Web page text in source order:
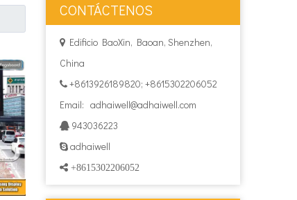
CONTÁCTENOS
 Edificio BaoXin, Baoan, Shenzhen,
China
 +8613926189820; +8615302206052
Email: adhaiwell@adhaiwell.com
 943036223
 adhaiwell
 +8615302206052